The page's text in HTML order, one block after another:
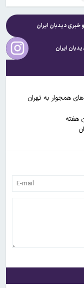
و خبریدیدبان ایران
ایران
همجوار به تهران
هفته